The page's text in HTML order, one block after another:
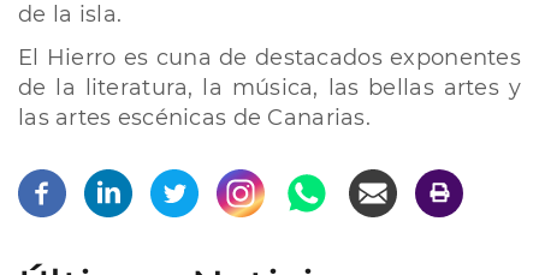
de la isla.
El Hierro es cuna de destacados exponentes
de la literatura, la música, las bellas artes y
las artes escénicas de Canarias.